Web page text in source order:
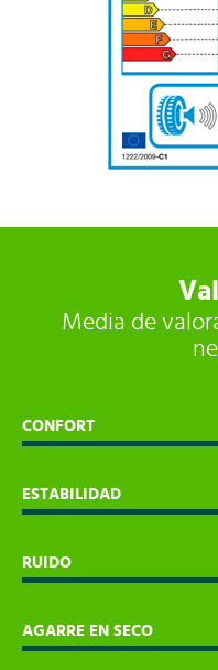
Media de
CONFORT
ESTABILIDAD
RUIDO
AGARRE EN SECO